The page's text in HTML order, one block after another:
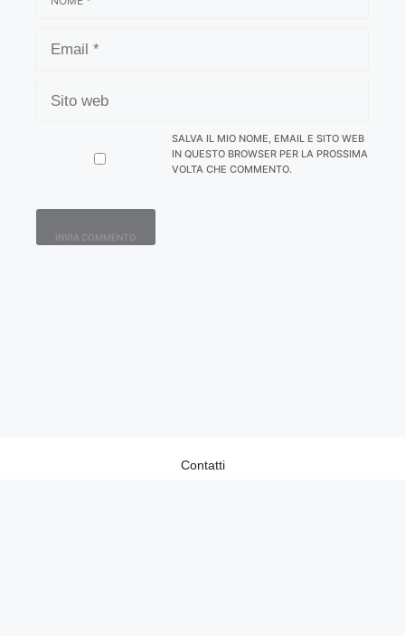
WEB
SALVA IL MIO NOME, EMAIL E SITO WEB
IN QUESTO BROWSER PER LA PROSSIMA
VOLTA CHE COMMENTO.
Contatti